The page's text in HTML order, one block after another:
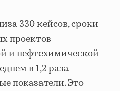
330 кейсов, сроки
проектов
и нефтехимической
в 1,2 раза
показатели. Это